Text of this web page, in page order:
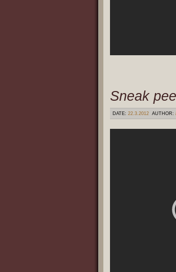
Sneak
DATE: 22.3.2012 AUTHOR: